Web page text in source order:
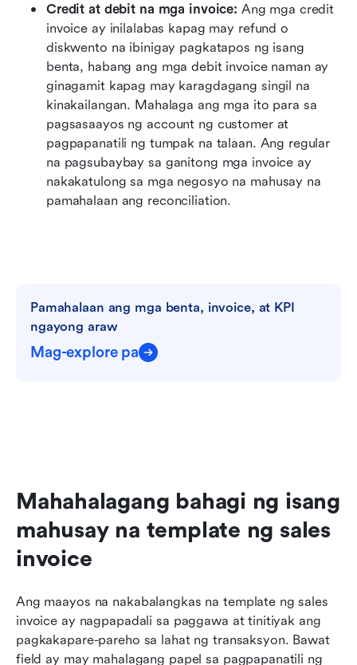
Credit at debit na mga invoice: Ang mga credit
invoice ay inilalabas kapag may refund o
diskwento na ibinigay pagkatapos ng isang
benta, habang ang mga debit invoice naman ay
ginagamit kapag may karagdagang singil na
kinakailangan. Mahalaga ang mga ito para sa
pagsasaayos ng account ng customer at
pagpapanatili ng tumpak na talaan. Ang regular
na pagsubaybay sa ganitong mga invoice ay
nakakatulong sa mga negosyo na mahusay na
pamahalaan ang reconciliation.
Pamahalaan ang mga benta, invoice, at KPI
ngayong araw
Mag-explore pa
Mahahalagang bahagi ng isang
mahusay na template ng sales
invoice
Ang maayos na nakabalangkas na template ng sales
invoice ay nagpapadali sa paggawa at tinitiyak ang
pagkakapare-pareho sa lahat ng transaksyon. Bawat
field ay may mahalagang papel sa pagpapanatili ng